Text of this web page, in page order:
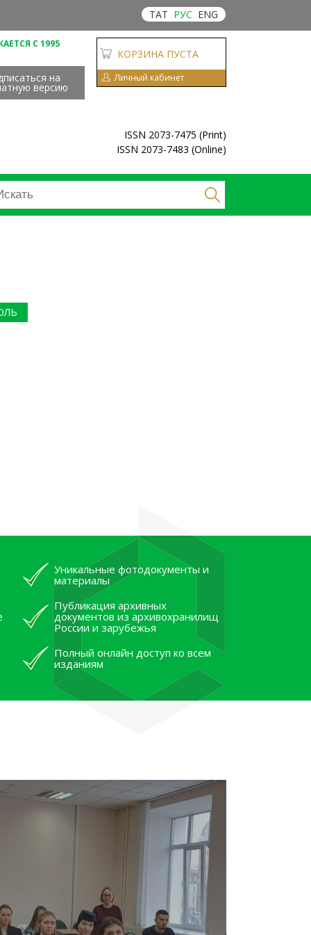
ТАТ РУС ENG
С 1995
на
версию
КОРЗИНА ПУСТА
Личный кабинет
ISSN 2073-7475 (Print)
ISSN 2073-7483 (Online)
Уникальные фотодокументы и
материалы
Публикация архивных
документов из архивохранилищ
России и зарубежья
Полный онлайн доступ ко всем
изданиям
рассказали об архивных